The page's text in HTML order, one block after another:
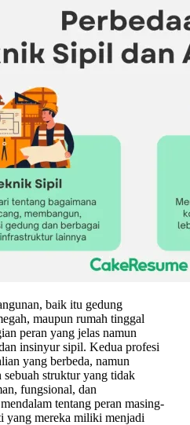
baik itu gedung
maupun rumah tinggal
peran yang jelas namun
insinyur sipil. Kedua profesi
yang berbeda, namun
struktur yang tidak
fungsional, dan
tentang peran masing-
yang mereka miliki menjadi